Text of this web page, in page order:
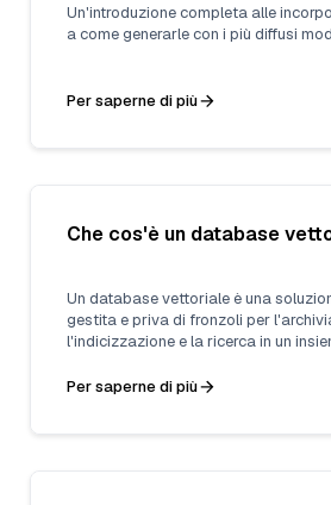
Un'introduzione completa alle
a come generarle con i più diffusi
Per saperne di più
Che cos'è un database
Un database vettoriale è una
gestita e priva di fronzoli per
l'indicizzazione e la ricerca in un
incorporazioni dei modelli di
Per saperne di più